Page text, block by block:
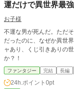
運だけで異世界最
お子様
不運な男が死んだ。ただ
だったのに、なぜか異世
ャあり、くじ引きありの
か？！
ファンタジー 完結 長編
24h.ポイント 0pt